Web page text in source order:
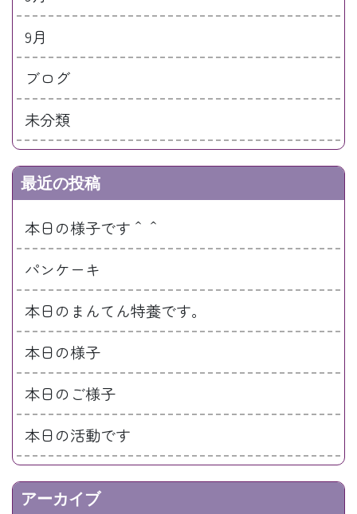
9月
ブログ
未分類
最近の投稿
本日の様子です＾＾
パンケーキ
本日のまんてん特養です。
本日の様子
本日のご様子
本日の活動です
アーカイブ